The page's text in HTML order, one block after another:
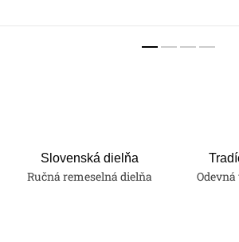
Slovenská dielňa
Ručná remeselná dielňa